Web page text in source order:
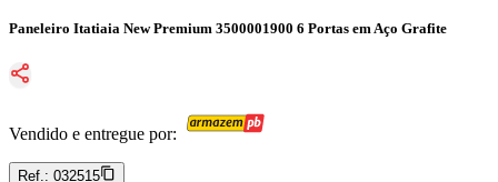
Paneleiro Itatiaia New Premium 3500001900 6 Portas em Aço Grafite
Vendido e entregue por:
Ref.: 032515